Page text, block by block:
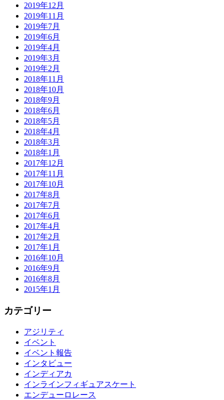
2019年12月
2019年11月
2019年7月
2019年6月
2019年4月
2019年3月
2019年2月
2018年11月
2018年10月
2018年9月
2018年6月
2018年5月
2018年4月
2018年3月
2018年1月
2017年12月
2017年11月
2017年10月
2017年8月
2017年7月
2017年6月
2017年4月
2017年2月
2017年1月
2016年10月
2016年9月
2016年8月
2015年1月
カテゴリー
アジリティ
イベント
イベント報告
インタビュー
インディアカ
インラインフィギュアスケート
エンデューロレース